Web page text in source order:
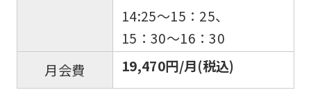
14:25〜15：25、
15：30〜16：30
月会費
19,470円/月(税込)